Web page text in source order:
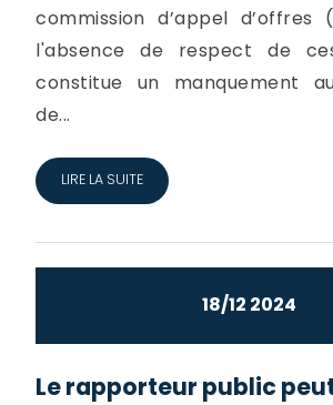
commission d’appel d’offres
l'absence de respect de
constitue un manquement
de...
LIRE LA SUITE
18/12 2024
Le rapporteur public